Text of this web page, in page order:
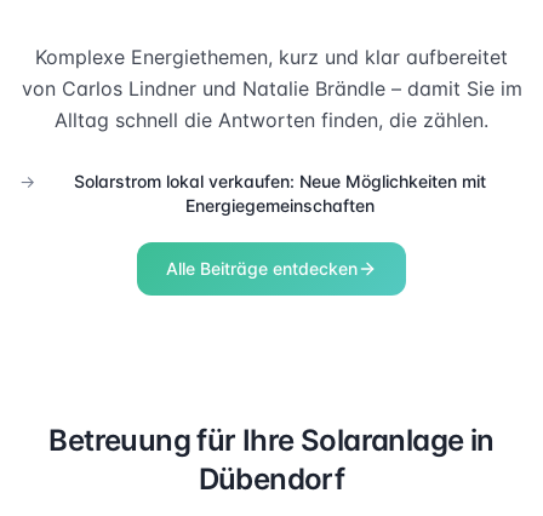
Komplexe Energiethemen, kurz und klar aufbereitet
von Carlos Lindner und Natalie Brändle – damit Sie im
Alltag schnell die Antworten finden, die zählen.
→
Solarstrom lokal verkaufen: Neue Möglichkeiten mit
Energiegemeinschaften
Alle Beiträge entdecken
Betreuung für Ihre Solaranlage in
Dübendorf